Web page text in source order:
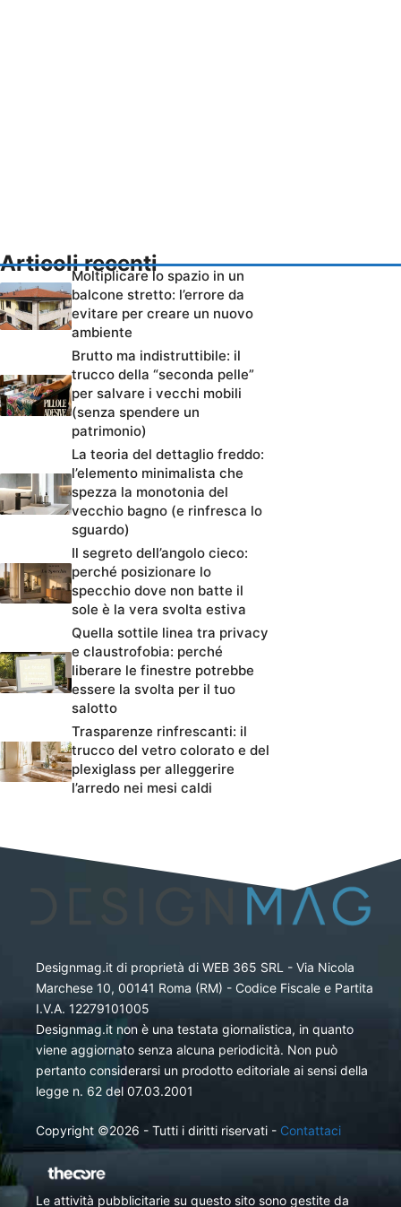
Articoli recenti
Moltiplicare lo spazio in un
balcone stretto: l’errore da
evitare per creare un nuovo
ambiente
Brutto ma indistruttibile: il
trucco della “seconda pelle”
per salvare i vecchi mobili
(senza spendere un
patrimonio)
La teoria del dettaglio freddo:
l’elemento minimalista che
spezza la monotonia del
vecchio bagno (e rinfresca lo
sguardo)
Il segreto dell’angolo cieco:
perché posizionare lo
specchio dove non batte il
sole è la vera svolta estiva
Quella sottile linea tra privacy
e claustrofobia: perché
liberare le finestre potrebbe
essere la svolta per il tuo
salotto
Trasparenze rinfrescanti: il
trucco del vetro colorato e del
plexiglass per alleggerire
l’arredo nei mesi caldi
Designmag.it di proprietà di WEB 365 SRL - Via Nicola
Marchese 10, 00141 Roma (RM) - Codice Fiscale e Partita
I.V.A. 12279101005
Designmag.it non è una testata giornalistica, in quanto
viene aggiornato senza alcuna periodicità. Non può
pertanto considerarsi un prodotto editoriale ai sensi della
legge n. 62 del 07.03.2001
Copyright ©2026 - Tutti i diritti riservati - Contattaci
Le attività pubblicitarie su questo sito sono gestite da